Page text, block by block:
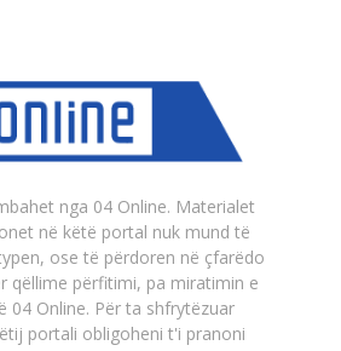
nga 04 Online. Materialet
në këtë portal nuk mund të
ose të përdoren në çfarëdo
qëllime përfitimi, pa miratimin e
04 Online. Për ta shfrytëzuar
portali obligoheni t'i pranoni